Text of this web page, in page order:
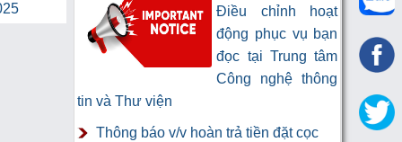
cho chuyên gia thông tin và thư viện”
Điều chỉnh hoạt
động phục vụ bạn
đọc tại Trung tâm
Công nghệ thông
tin và Thư viện
Thông báo v/v hoàn trả tiền đặt cọc